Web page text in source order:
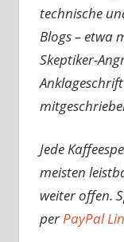
technische
Blogs – etwa
Skeptiker-
Jede
meisten
weiter offen.
perPayPal